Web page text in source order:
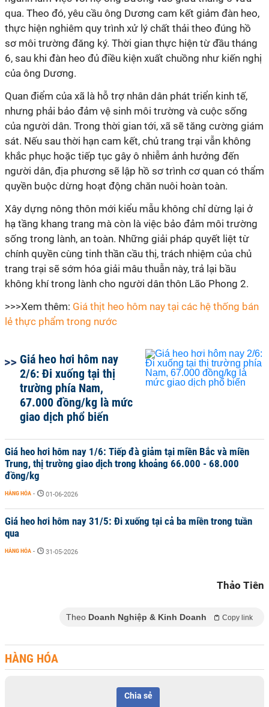
qua. Theo đó, yêu cầu ông Dương cam kết giảm đàn heo,
thực hiện nghiêm quy trình xử lý chất thải theo đúng hồ
sơ môi trường đăng ký. Thời gian thực hiện từ đầu tháng
6, sau khi đàn heo đủ điều kiện xuất chuồng như kiến nghị
của ông Dương.
Quan điểm của xã là hỗ trợ nhân dân phát triển kinh tế,
nhưng phải bảo đảm vệ sinh môi trường và cuộc sống
của người dân. Trong thời gian tới, xã sẽ tăng cường giám
sát. Nếu sau thời hạn cam kết, chủ trang trại vẫn không
khắc phục hoặc tiếp tục gây ô nhiễm ảnh hưởng đến
người dân, địa phương sẽ lập hồ sơ trình cơ quan có thẩm
quyền buộc dừng hoạt động chăn nuôi hoàn toàn.
Xây dựng nông thôn mới kiểu mẫu không chỉ dừng lại ở
hạ tầng khang trang mà còn là việc bảo đảm môi trường
sống trong lành, an toàn. Những giải pháp quyết liệt từ
chính quyền cùng tinh thần cầu thị, trách nhiệm của chủ
trang trại sẽ sớm hóa giải mâu thuẫn này, trả lại bầu
không khí trong lành cho người dân thôn Lão Phong 2.
>>>Xem thêm: Giá thịt heo hôm nay tại các hệ thống bán
lẻ thực phẩm trong nước
Giá heo hơi hôm nay
2/6: Đi xuống tại thị
trường phía Nam,
67.000 đồng/kg là mức
giao dịch phổ biến
Giá heo hơi hôm nay 1/6: Tiếp đà giảm tại miền Bắc và miền
Trung, thị trường giao dịch trong khoảng 66.000 - 68.000
đồng/kg
HÀNG HÓA - 01-06-2026
Giá heo hơi hôm nay 31/5: Đi xuống tại cả ba miền trong tuần
qua
HÀNG HÓA - 31-05-2026
Thảo Tiên
Theo Doanh Nghiệp & Kinh Doanh Copy link
HÀNG HÓA
Chia sẻ